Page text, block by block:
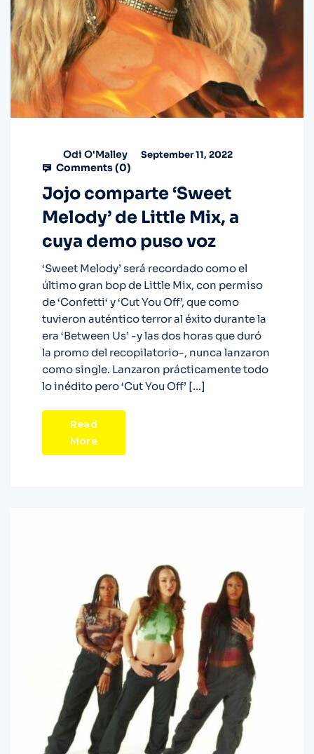
Odi O'Malley September 11, 2022
Comments (0)
Jojo comparte ‘Sweet
Melody’ de Little Mix, a
cuya demo puso voz
‘Sweet Melody’ será recordado como el
último gran bop de Little Mix, con permiso
de ‘Confetti‘ y ‘Cut You Off’, que como
tuvieron auténtico terror al éxito durante la
era ‘Between Us’ -y las dos horas que duró
la promo del recopilatorio-, nunca lanzaron
como single. Lanzaron prácticamente todo
lo inédito pero ‘Cut You Off’ […]
Read
More